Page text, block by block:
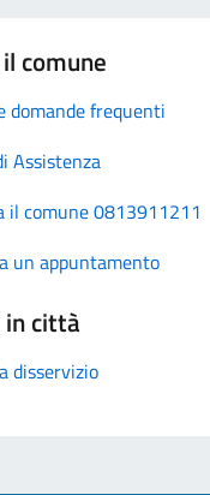
comune
domande frequenti
Assistenza
il comune 0813911211
un appuntamento
città
disservizio